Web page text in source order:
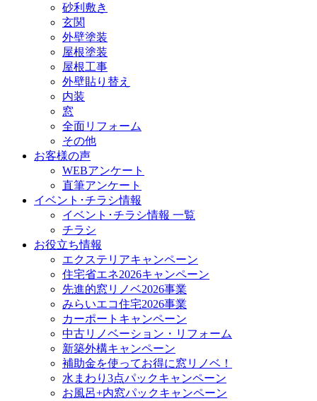
砂利敷き
玄関
外壁塗装
屋根塗装
屋根工事
外壁貼り替え
内装
窓
全面リフォーム
その他
お客様の声
WEBアンケート
直筆アンケート
イベント･チラシ情報
イベント･チラシ情報 一覧
チラシ
お役立ち情報
エクステリアキャンペーン
住宅省エネ2026キャンペーン
先進的窓リノベ2026事業
みらいエコ住宅2026事業
カーポートキャンペーン
中古リノベーション・リフォーム
新築外構キャンペーン
補助金を使ってお得に窓リノベ！
水まわり3点パックキャンペーン
お風呂+内窓パックキャンペーン